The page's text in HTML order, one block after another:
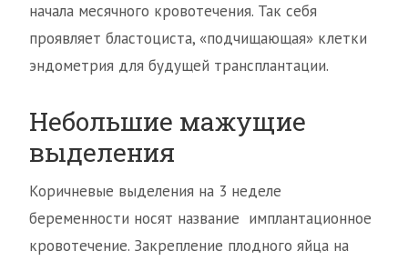
начала месячного кровотечения. Так себя
проявляет бластоциста, «подчищающая» клетки
эндометрия для будущей трансплантации.
Небольшие мажущие
выделения
Коричневые выделения на 3 неделе
беременности носят название имплантационное
кровотечение. Закрепление плодного яйца на